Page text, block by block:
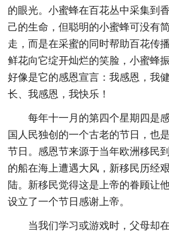
的眼光。小蜜蜂在百花丛中采集到
己的生命，但聪明的小蜜蜂可没有
走，而是在采蜜的同时帮助百花传
鲜花向它绽开灿烂的笑脸，小蜜蜂
好像是它的感恩宣言：我感恩，我
长、我感恩，我快乐！
每年十一月的第四个星期四是
国人民独创的一个古老的节日，也
节日。感恩节来源于当年欧洲移民
的船在海上遭遇大风，新移民历经
陆。新移民觉得这是上帝的眷顾让
设立了一个节日感谢上帝。
当我们学习或游戏时，父母却